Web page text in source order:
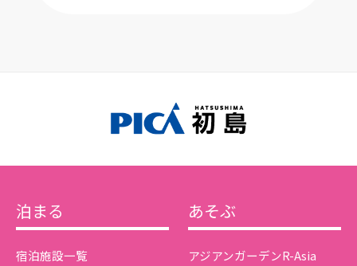
泊まる
宿泊施設一覧
あそぶ
アジアンガーデンR-Asia